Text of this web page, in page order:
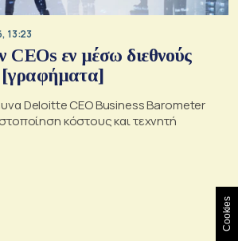
13:23
εν μέσω διεθνούς
[γραφήματα]
Deloitte CEO Business Barometer
κόστους και τεχνητή
Cookies